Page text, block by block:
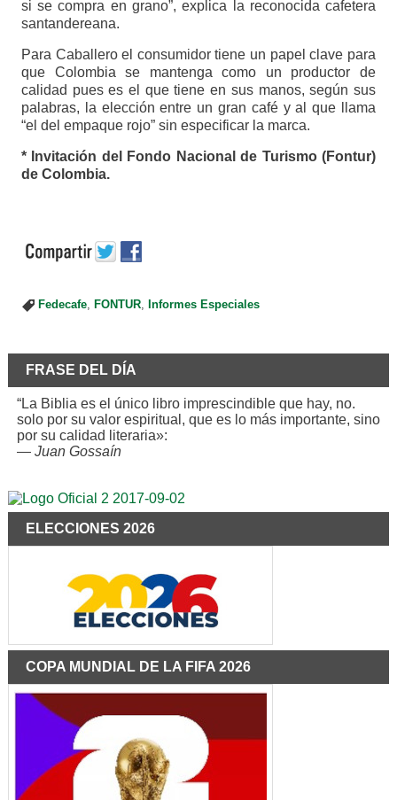
si se compra en grano”, explica la reconocida cafetera
santandereana.
Para Caballero el consumidor tiene un papel clave para
que Colombia se mantenga como un productor de
calidad pues es el que tiene en sus manos, según sus
palabras, la elección entre un gran café y al que llama
“el del empaque rojo” sin especificar la marca.
* Invitación del Fondo Nacional de Turismo (Fontur)
de Colombia.
Fedecafe, FONTUR, Informes Especiales
FRASE DEL DÍA
“La Biblia es el único libro imprescindible que hay, no.
solo por su valor espiritual, que es lo más importante, sino
por su calidad literaria»:
— Juan Gossaín
ELECCIONES 2026
COPA MUNDIAL DE LA FIFA 2026